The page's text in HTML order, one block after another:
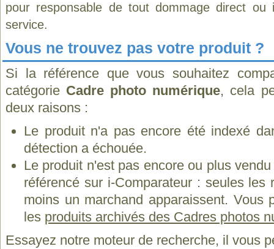
pour responsable de tout dommage direct
service.
Vous ne trouvez pas votre produit ?
Si la référence que vous souhaitez
catégorie Cadre photo numérique, cela
deux raisons :
Le produit n'a pas encore été indexé
détection a échouée.
Le produit n'est pas encore ou plus
référencé sur i-Comparateur : seules les
moins un marchand apparaissent. Vous
les produits archivés des Cadres photos
Essayez notre moteur de recherche, il vous